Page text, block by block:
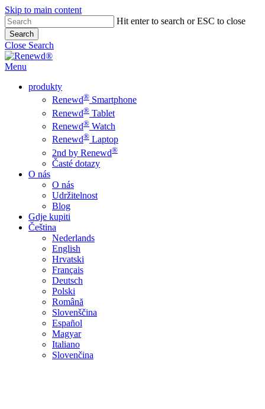
Skip to main content
Hit enter to search or ESC to close
Search
Close Search
Menu
produkty
Renewd® Smartphone
Renewd® Tablet
Renewd® Watch
Renewd® Laptop
2nd by Renewd®
Časté dotazy
O nás
O nás
Udržitelnost
Blog
Gdje kupiti
Čeština
Nederlands
English
Hrvatski
Français
Deutsch
Polski
Română
Slovenščina
Español
Magyar
Italiano
Slovenčina